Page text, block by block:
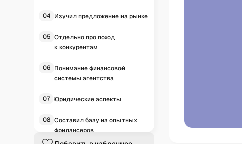
04 Изучил предложение на рынке
05 Отдельно про поход
к конкурентам
06 Понимание финансовой
системы агентства
07 Юридические аспекты
08 Составил базу из опытных
фрилансеров